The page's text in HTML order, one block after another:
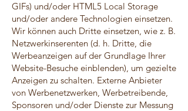
GIFs) und/oder HTML5 Local Storage
und/oder andere Technologien einsetzen.
Wir können auch Dritte einsetzen, wie z. B.
Netzwerkinserenten (d. h. Dritte, die
Werbeanzeigen auf der Grundlage Ihrer
Website-Besuche einblenden), um gezielte
Anzeigen zu schalten. Externe Anbieter
von Werbenetzwerken, Werbetreibende,
Sponsoren und/oder Dienste zur Messung